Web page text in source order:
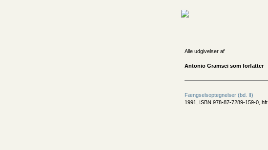
Alle udgivelser af
Antonio Gramsci som forfatter
Fængselsoptegnelser (bd. II)
1991, ISBN 978-87-7289-159-0, hft